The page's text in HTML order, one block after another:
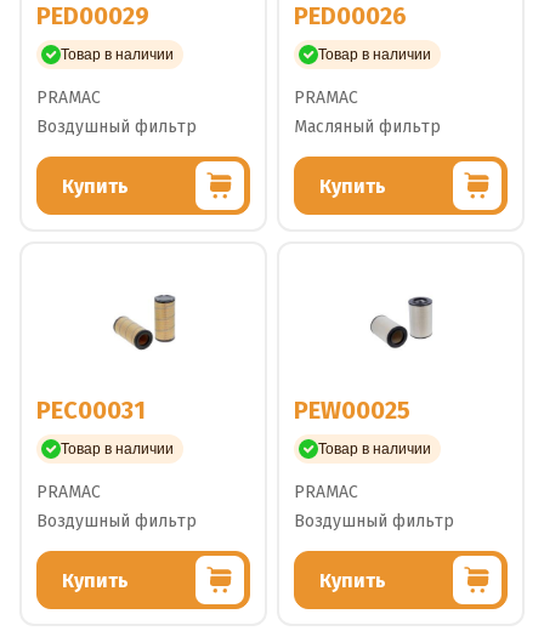
PED00029
Товар в наличии
PRAMAC
Воздушный фильтр
Купить
PED00026
Товар в наличии
PRAMAC
Масляный фильтр
Купить
PEC00031
Товар в наличии
PRAMAC
Воздушный фильтр
Купить
PEW00025
Товар в наличии
PRAMAC
Воздушный фильтр
Купить